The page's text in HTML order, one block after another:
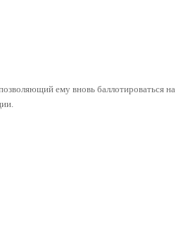
ему вновь баллотироваться на